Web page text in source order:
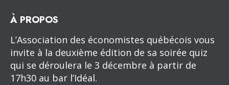
À PROPOS
L’Association des économistes québécois vous
invite à la deuxième édition de sa soirée quiz
qui se déroulera le 3 décembre à partir de
17h30 au bar l’Idéal.